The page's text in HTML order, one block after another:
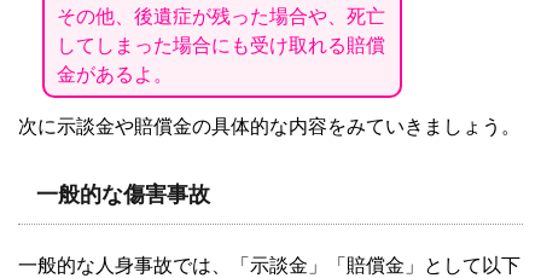
その他、後遺症が残った場合や、死亡
してしまった場合にも受け取れる賠償
金があるよ。
次に示談金や賠償金の具体的な内容をみていきましょう。
一般的な傷害事故
一般的な人身事故では、「示談金」「賠償金」として以下